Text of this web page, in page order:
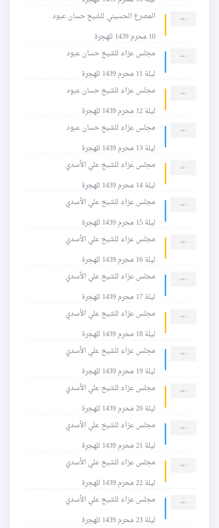
المصرع الحسيني للشيخ حسان عبود
10 محرم 1439 للهجرة
مجلس عزاء للشيخ حسان عبود
ليلة 11 محرم 1439 للهجرة
مجلس عزاء للشيخ حسان عبود
ليلة 12 محرم 1439 للهجرة
مجلس عزاء للشيخ حسان عبود
ليلة 13 محرم 1439 للهجرة
مجلس عزاء للشيخ علي الأسدي
ليلة 14 محرم 1439 للهجرة
مجلس عزاء للشيخ علي الأسدي
ليلة 15 محرم 1439 للهجرة
مجلس عزاء للشيخ علي الأسدي
ليلة 16 محرم 1439 للهجرة
مجلس عزاء للشيخ علي الأسدي
ليلة 17 محرم 1439 للهجرة
مجلس عزاء للشيخ علي الأسدي
ليلة 18 محرم 1439 للهجرة
مجلس عزاء للشيخ علي الأسدي
ليلة 19 محرم 1439 للهجرة
مجلس عزاء للشيخ علي الأسدي
ليلة 20 محرم 1439 للهجرة
مجلس عزاء للشيخ علي الأسدي
ليلة 21 محرم 1439 للهجرة
مجلس عزاء للشيخ علي الأسدي
ليلة 22 محرم 1439 للهجرة
مجلس عزاء للشيخ علي الأسدي
ليلة 23 محرم 1439 للهجرة